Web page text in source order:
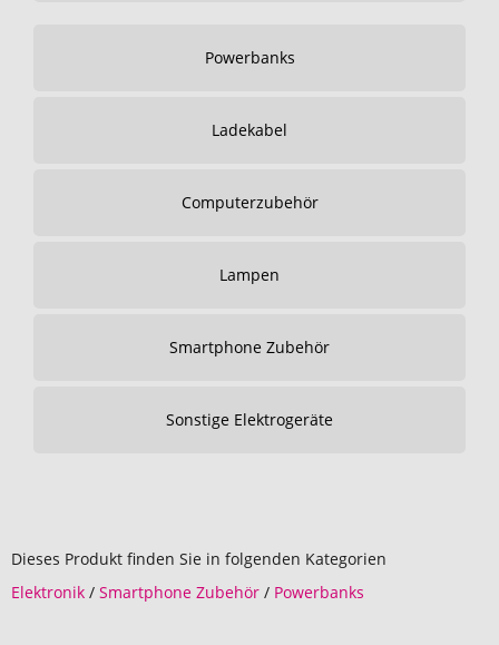
Powerbanks
Ladekabel
Computerzubehör
Lampen
Smartphone Zubehör
Sonstige Elektrogeräte
Dieses Produkt finden Sie in folgenden Kategorien
Elektronik / Smartphone Zubehör / Powerbanks